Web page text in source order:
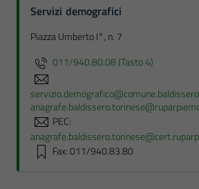
Servizi demografici
Piazza Umberto I°, n. 7
011/940.80.08 (Tasto 4)
PEC:
Fax: 011/940.83.80